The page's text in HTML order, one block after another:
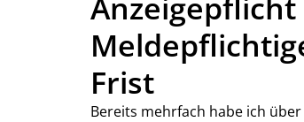
Frist
Bereits mehrfach habe ich